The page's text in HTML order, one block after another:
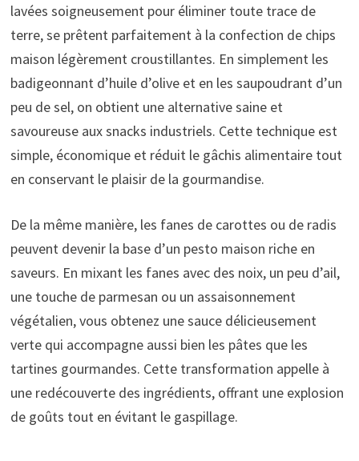
lavées soigneusement pour éliminer toute trace de
terre, se prêtent parfaitement à la confection de chips
maison légèrement croustillantes. En simplement les
badigeonnant d’huile d’olive et en les saupoudrant d’un
peu de sel, on obtient une alternative saine et
savoureuse aux snacks industriels. Cette technique est
simple, économique et réduit le gâchis alimentaire tout
en conservant le plaisir de la gourmandise.
De la même manière, les fanes de carottes ou de radis
peuvent devenir la base d’un pesto maison riche en
saveurs. En mixant les fanes avec des noix, un peu d’ail,
une touche de parmesan ou un assaisonnement
végétalien, vous obtenez une sauce délicieusement
verte qui accompagne aussi bien les pâtes que les
tartines gourmandes. Cette transformation appelle à
une redécouverte des ingrédients, offrant une explosion
de goûts tout en évitant le gaspillage.